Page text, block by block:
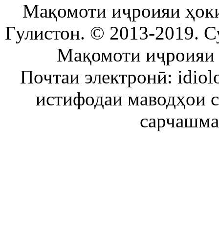
Мақомоти иҷроияи
Гулистон. © 2013-2019.
Мақомоти иҷроияи
Почтаи электронӣ:
истифодаи маводҳои